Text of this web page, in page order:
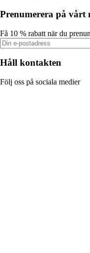
Prenumerera på vårt
Få 10 % rabatt när du
Håll kontakten
Följ oss på sociala medier